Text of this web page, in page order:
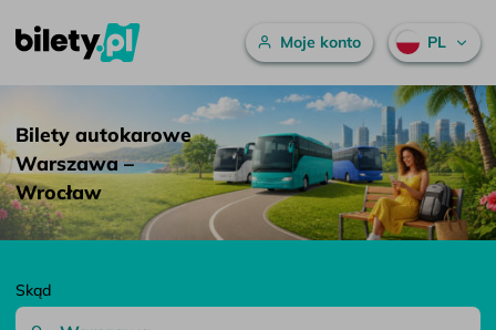
Przejdź do treści
Bilety autokarowe Warszawa – Wrocław – bilety.pl
Menu główne
Moje konto PL
Bilety autokarowe
Warszawa –
Wrocław
Skąd